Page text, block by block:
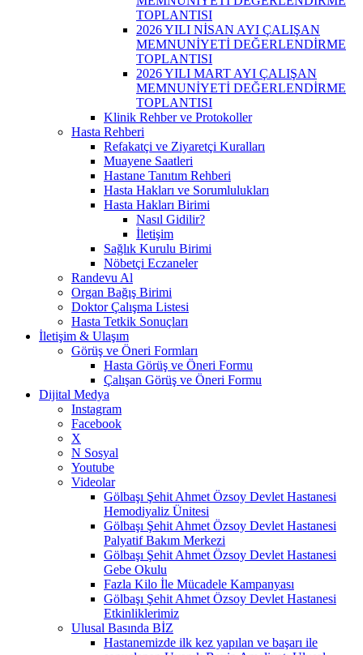
TOPLANTISI
2026 YILI NİSAN AYI ÇALIŞAN
MEMNUNİYETİ DEĞERLENDİRME
TOPLANTISI
2026 YILI MART AYI ÇALIŞAN
MEMNUNİYETİ DEĞERLENDİRME
TOPLANTISI
Klinik Rehber ve Protokoller
Hasta Rehberi
Refakatçi ve Ziyaretçi Kuralları
Muayene Saatleri
Hastane Tanıtım Rehberi
Hasta Hakları ve Sorumlulukları
Hasta Hakları Birimi
Nasıl Gidilir?
İletişim
Sağlık Kurulu Birimi
Nöbetçi Eczaneler
Randevu Al
Organ Bağış Birimi
Doktor Çalışma Listesi
Hasta Tetkik Sonuçları
İletişim & Ulaşım
Görüş ve Öneri Formları
Hasta Görüş ve Öneri Formu
Çalışan Görüş ve Öneri Formu
Dijital Medya
Instagram
Facebook
X
N Sosyal
Youtube
Videolar
Gölbaşı Şehit Ahmet Özsoy Devlet Hastanesi
Hemodiyaliz Ünitesi
Gölbaşı Şehit Ahmet Özsoy Devlet Hastanesi
Palyatif Bakım Merkezi
Gölbaşı Şehit Ahmet Özsoy Devlet Hastanesi
Gebe Okulu
Fazla Kilo İle Mücadele Kampanyası
Gölbaşı Şehit Ahmet Özsoy Devlet Hastanesi
Etkinliklerimiz
Ulusal Basında BİZ
Hastanemizde ilk kez yapılan ve başarı ile